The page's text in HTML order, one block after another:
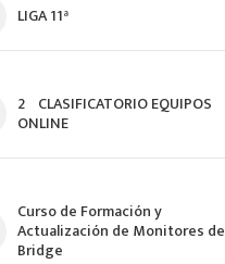
LIGA 11ª
2º CLASIFICATORIO EQUIPOS
ONLINE
Curso de Formación y
Actualización de Monitores de
Bridge